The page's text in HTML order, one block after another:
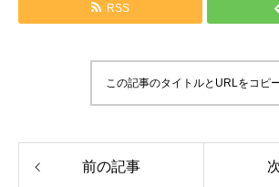
RSS
この記事のタイトルとURLをコピ
前の記事